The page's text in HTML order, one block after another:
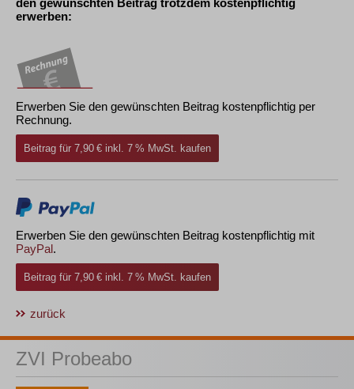
den gewünschten Beitrag trotzdem kostenpflichtig
erwerben:
Erwerben Sie den gewünschten Beitrag kostenpflichtig per
Rechnung.
Beitrag für 7,90 € inkl. 7 % MwSt. kaufen
Erwerben Sie den gewünschten Beitrag kostenpflichtig mit
PayPal.
Beitrag für 7,90 € inkl. 7 % MwSt. kaufen
zurück
ZVI Probeabo